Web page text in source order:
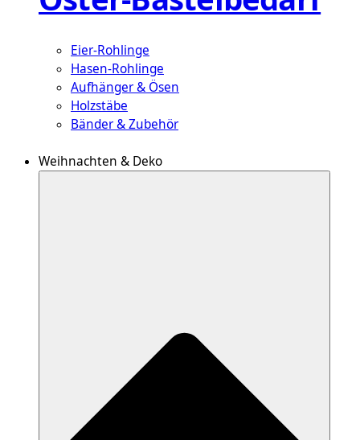
Eier-Rohlinge
Hasen-Rohlinge
Aufhänger & Ösen
Holzstäbe
Bänder & Zubehör
Weihnachten & Deko